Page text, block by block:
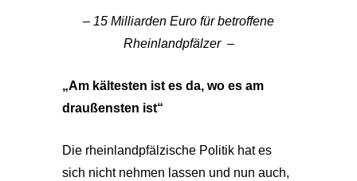
– 15 Milliarden Euro für betroffene
Rheinlandpfälzer –
„Am kältesten ist es da, wo es am
draußensten ist“
Die rheinlandpfälzische Politik hat es
sich nicht nehmen lassen und nun auch,